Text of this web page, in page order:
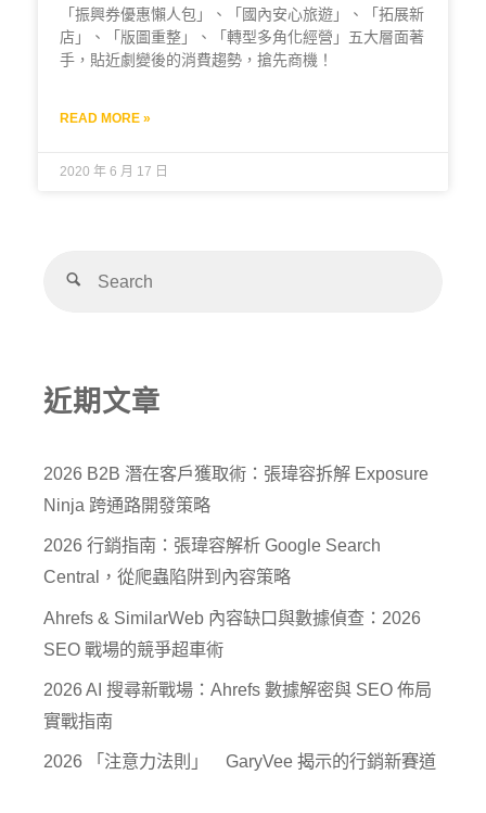
「振興券優惠懶人包」、「國內安心旅遊」、「拓展新
店」、「版圖重整」、「轉型多角化經營」五大層面著
手，貼近劇變後的消費趨勢，搶先商機！
READ MORE »
2020 年 6 月 17 日
近期文章
2026 B2B 潛在客戶獲取術：張瑋容拆解 Exposure
Ninja 跨通路開發策略
2026 行銷指南：張瑋容解析 Google Search
Central，從爬蟲陷阱到內容策略
Ahrefs & SimilarWeb 內容缺口與數據偵查：2026
SEO 戰場的競爭超車術
2026 AI 搜尋新戰場：Ahrefs 數據解密與 SEO 佈局
實戰指南
2026 「注意力法則」 GaryVee 揭示的行銷新賽道